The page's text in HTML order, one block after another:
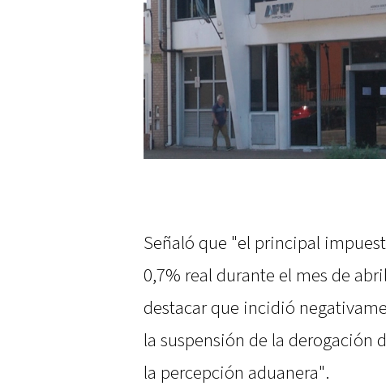
Señaló que "el principal
0,7% real durante el mes de
destacar que incidió
la suspensión de la derogación
la percepción aduanera".